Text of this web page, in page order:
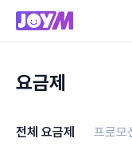
요금제
전체 요금제 프로모